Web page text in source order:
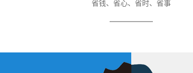
省钱、省心、省时、省事